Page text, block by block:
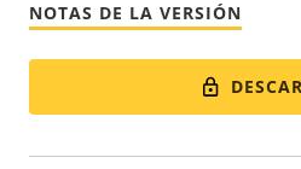
NOTAS DE LA VERSIÓN